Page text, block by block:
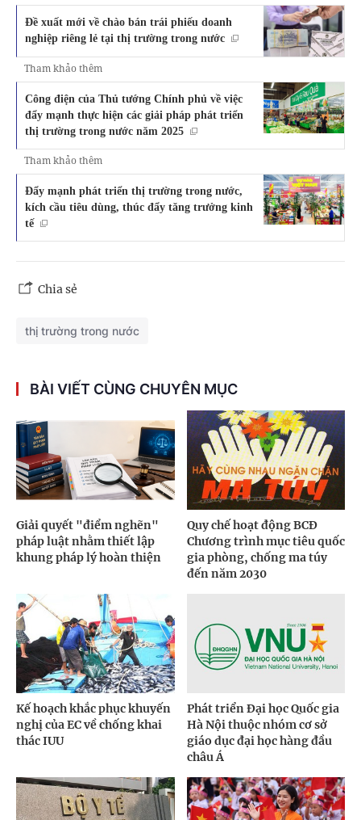
Đề xuất mới về chào bán trái phiếu doanh
nghiệp riêng lẻ tại thị trường trong nước
Tham khảo thêm
Công điện của Thủ tướng Chính phủ về việc
đẩy mạnh thực hiện các giải pháp phát triển
thị trường trong nước năm 2025
Tham khảo thêm
Đẩy mạnh phát triển thị trường trong nước,
kích cầu tiêu dùng, thúc đẩy tăng trưởng kinh
tế
Chia sẻ
thị trường trong nước
BÀI VIẾT CÙNG CHUYÊN MỤC
Giải quyết "điểm nghẽn"
pháp luật nhằm thiết lập
khung pháp lý hoàn thiện
Quy chế hoạt động BCĐ
Chương trình mục tiêu quốc
gia phòng, chống ma túy
đến năm 2030
Kế hoạch khắc phục khuyến
nghị của EC về chống khai
thác IUU
Phát triển Đại học Quốc gia
Hà Nội thuộc nhóm cơ sở
giáo dục đại học hàng đầu
châu Á